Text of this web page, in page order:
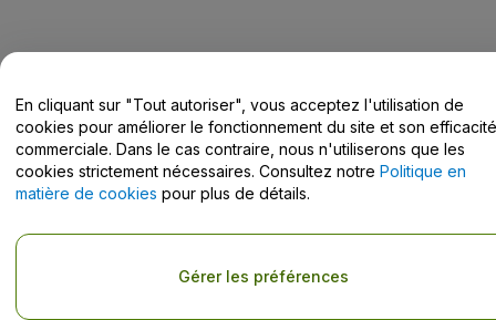
Centre d'assistance / Nous contacter
En utilisant ce site web, vous acceptez les
Politique de confidentialité, la Politique en matière de cookies
En cliquant sur "Tout autoriser", vous acceptez l'utilisation de
cookies pour améliorer le fonctionnement du site et son efficacité
commerciale. Dans le cas contraire, nous n'utiliserons que les
cookies strictement nécessaires. Consultez notre Politique en
matière de cookies pour plus de détails.
Gérer les préférences